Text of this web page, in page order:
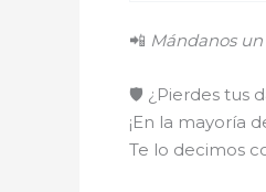
📲 Mándanos
🛡️ ¿Pierdes tus
¡En la mayoría
Te lo decimos